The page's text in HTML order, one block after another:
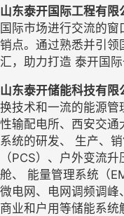
山东泰开国际工程有限
国际市场进行交流的窗
销点。通过熟悉并引领
汇 ， 助力打造 泰开国际
山东泰开储能科技有限
换技术和一流的能源管
性输配电所、西安交通
系统的研发、
生产、
（PCS）、户外变流升
舱、
能量管理系统（
微电网、电网调频调峰
商业和户用等储能系统